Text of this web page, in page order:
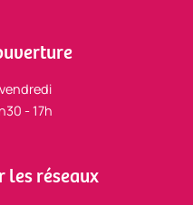
- 17h
les réseaux